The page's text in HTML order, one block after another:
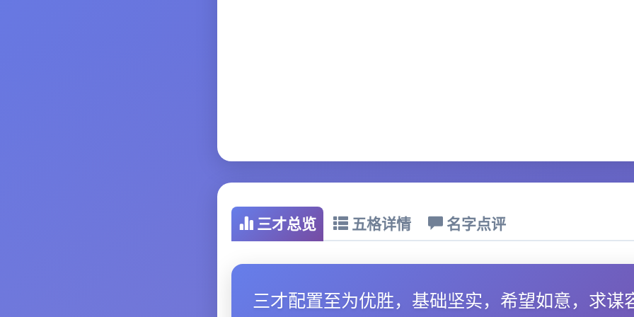
三才总览 五格详情 名字点评
三才配置至为优胜，基础坚实，希望如意，求谋